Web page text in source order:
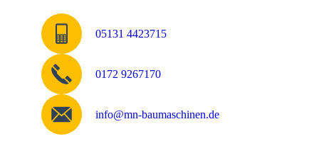
05131 4423715
0172 9267170
info@mn-baumaschinen.de